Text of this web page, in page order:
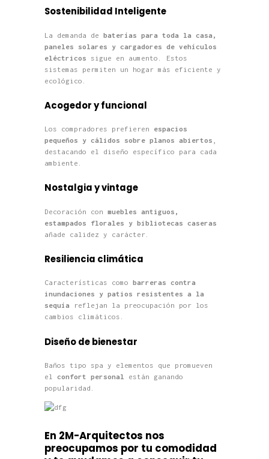
Sostenibilidad Inteligente
La demanda de baterías para toda la casa,
paneles solares y cargadores de vehículos
eléctricos sigue en aumento. Estos
sistemas permiten un hogar más eficiente y
ecológico.
Acogedor y funcional
Los compradores prefieren espacios
pequeños y cálidos sobre planos abiertos
destacando el diseño específico para cada
ambiente.
Nostalgia y vintage
Decoración con muebles antiguos,
estampados florales y bibliotecas caseras
añade calidez y carácter.
Resiliencia climática
Características como barreras contra
inundaciones y patios resistentes a la
sequía reflejan la preocupación por los
cambios climáticos.
Diseño de bienestar
Baños tipo spa y elementos que promueven
el confort personal
están ganando
popularidad.
En 2M-Arquitectos nos
preocupamos por tu comodidad